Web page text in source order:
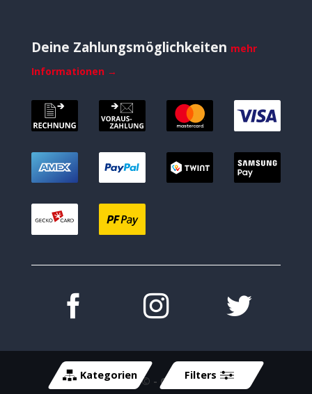
Kategorien Filters
Deine Zahlungsmöglichkeiten mehr
Informationen →
Copyright 2026 © - Cycle-Tech GmbH